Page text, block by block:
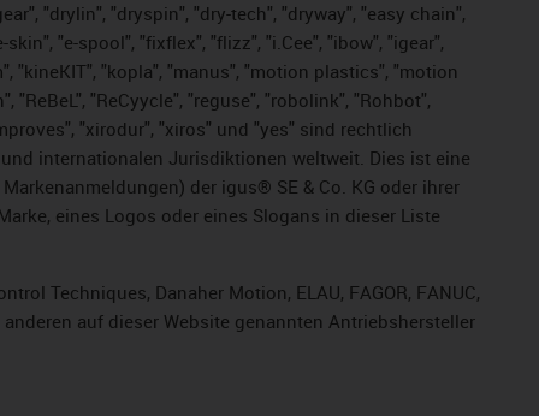
"drylin", "dryspin", "dry-tech", "dryway", "easy chain",
"e-spool", "fixflex", "flizz", "i.Cee", "ibow", "igear",
"kineKIT", "kopla", "manus", "motion plastics", "motion
"ReCyycle", "reguse", "robolink", "Rohbot",
"xirodur", "xiros" und "yes" sind rechtlich
internationalen Jurisdiktionen weltweit. Dies ist eine
der igus® SE & Co. KG oder ihrer
eines Logos oder eines Slogans in dieser Liste
Techniques, Danaher Motion, ELAU, FAGOR, FANUC,
anderen auf dieser Website genannten Antriebshersteller